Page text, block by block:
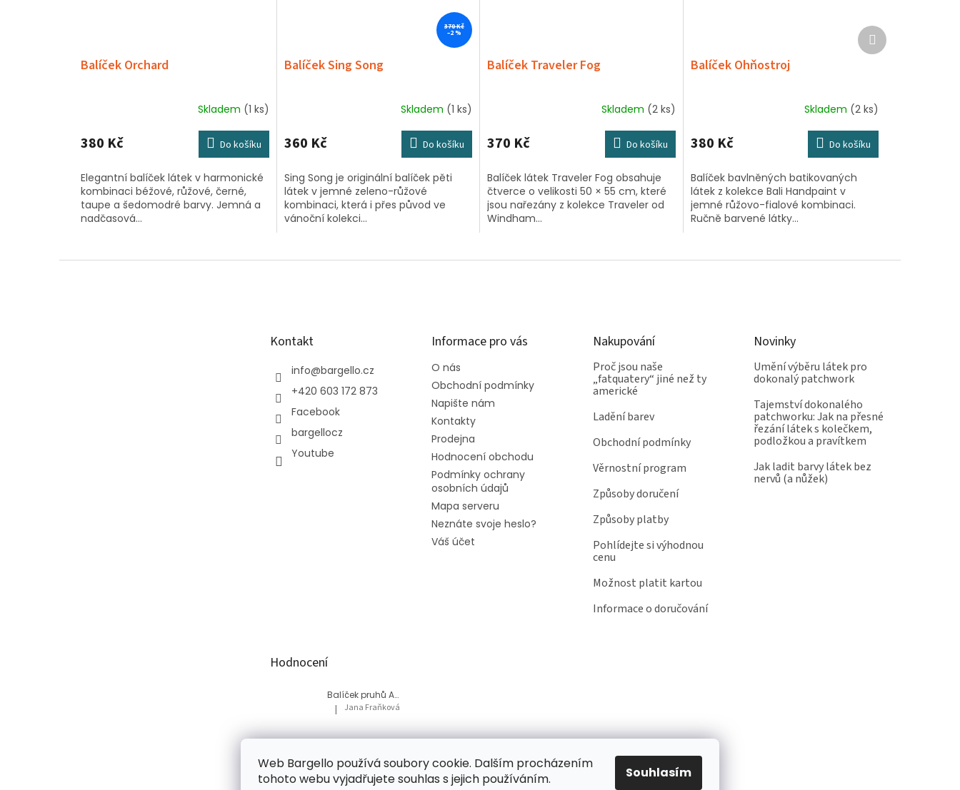
Web Bargello používá soubory cookie. Dalším procházením
tohoto webu vyjadřujete souhlas s jejich používáním.
Souhlasím
Balíček Orchard
Skladem (1 ks)
380 Kč Do košíku
Elegantní balíček látek v harmonické
kombinaci béžové, růžové, černé,
taupe a šedomodré barvy. Jemná a
nadčasová...
370 Kč
–2 %
Balíček Sing Song
Skladem (1 ks)
360 Kč Do košíku
Sing Song je originální balíček pěti
látek v jemné zeleno-růžové
kombinaci, která i přes původ ve
vánoční kolekci...
Balíček Traveler Fog
Skladem (2 ks)
370 Kč Do košíku
Balíček látek Traveler Fog obsahuje
čtverce o velikosti 50 × 55 cm, které
jsou nařezány z kolekce Traveler od
Windham...
Balíček Ohňostroj
Skladem (2 ks)
380 Kč Do košíku
Balíček bavlněných batikovaných
látek z kolekce Bali Handpaint v
jemné růžovo-fialové kombinaci.
Ručně barvené látky...
Další
produkt
Kontakt
info@bargello.cz
+420 603 172 873
Facebook
bargellocz
Youtube
Informace pro vás
O nás
Obchodní podmínky
Napište nám
Kontakty
Prodejna
Hodnocení obchodu
Podmínky ochrany
osobních údajů
Mapa serveru
Neznáte svoje heslo?
Váš účet
Nakupování
Proč jsou naše
„fatquatery“ jiné než ty
americké
Ladění barev
Obchodní podmínky
Věrnostní program
Způsoby doručení
Způsoby platby
Pohlídejte si výhodnou
cenu
Možnost platit kartou
Informace o doručování
Novinky
Umění výběru látek pro
dokonalý patchwork
Tajemství dokonalého
patchworku: Jak na přesné
řezání látek s kolečkem,
podložkou a pravítkem
Jak ladit barvy látek bez
nervů (a nůžek)
Hodnocení
Balíček pruhů Akvárium
Hodnocení produktu je 5 z 5 hvězdiček.
| Jana Fraňková
Hodnocení produktu je 5 z 5 hvězdiček.
Tatiana Bacikova